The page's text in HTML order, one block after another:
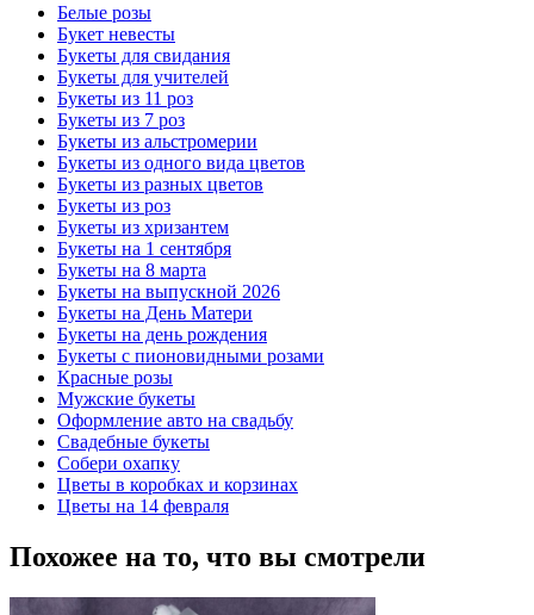
Белые розы
Букет невесты
Букеты для свидания
Букеты для учителей
Букеты из 11 роз
Букеты из 7 роз
Букеты из альстромерии
Букеты из одного вида цветов
Букеты из разных цветов
Букеты из роз
Букеты из хризантем
Букеты на 1 сентября
Букеты на 8 марта
Букеты на выпускной 2026
Букеты на День Матери
Букеты на день рождения
Букеты с пионовидными розами
Красные розы
Мужские букеты
Оформление авто на свадьбу
Свадебные букеты
Собери охапку
Цветы в коробках и корзинах
Цветы на 14 февраля
Похожее на то, что вы смотрели